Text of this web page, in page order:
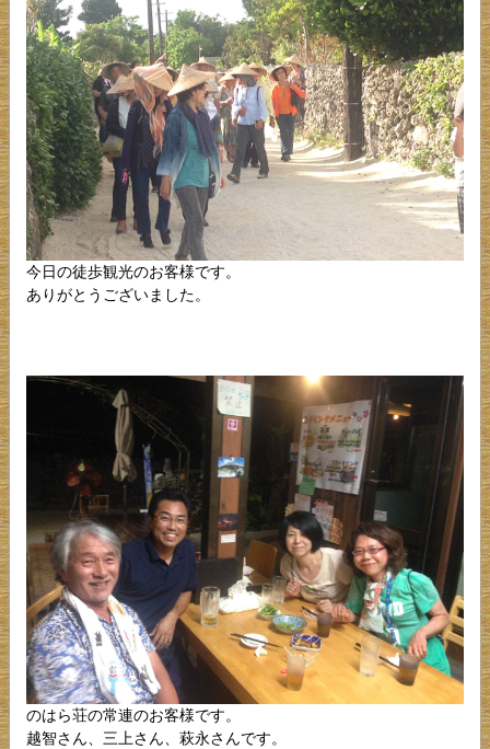
今日の徒歩観光のお客様です。
ありがとうございました。
のはら荘の常連のお客様です。
越智さん、三上さん、萩永さんです。